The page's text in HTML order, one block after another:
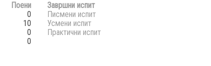
Поени
0
10
0
0
Завршни испит
Писмени испит
Усмени испит
Практични испит